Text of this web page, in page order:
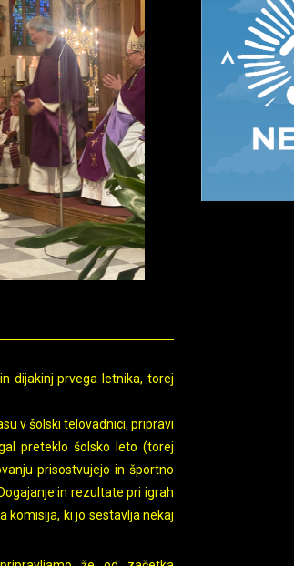
dijakinj prvega letnika, torej
v šolski telovadnici, pripravi
preteklo šolsko leto (torej
prisostvujejo in športno
in rezultate pri igrah
komisija, ki jo sestavlja nekaj